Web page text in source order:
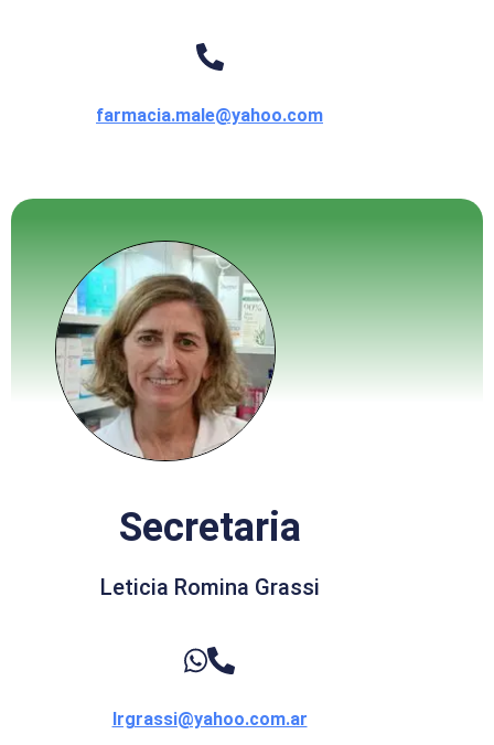
farmacia.male@yahoo.com
Secretaria
Leticia Romina Grassi
lrgrassi@yahoo.com.ar